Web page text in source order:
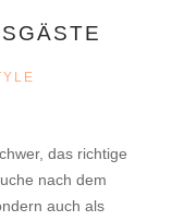
das richtige
nach dem
auch als